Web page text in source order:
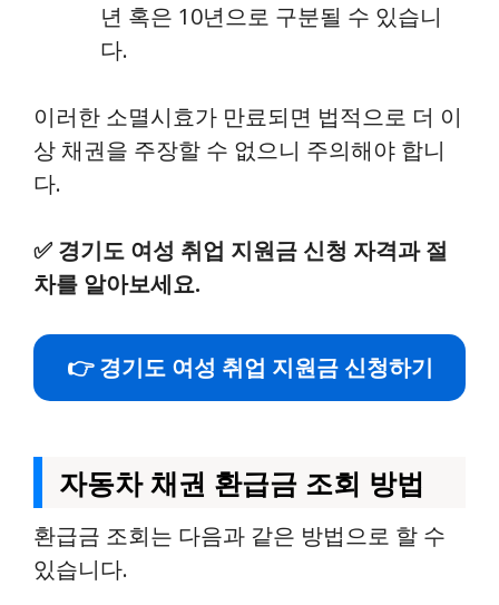
년 혹은 10년으로 구분될 수 있습니
다.
이러한 소멸시효가 만료되면 법적으로 더 이
상 채권을 주장할 수 없으니 주의해야 합니
다.
✅ 경기도 여성 취업 지원금 신청 자격과 절
차를 알아보세요.
👉 경기도 여성 취업 지원금 신청하기
자동차 채권 환급금 조회 방법
환급금 조회는 다음과 같은 방법으로 할 수
있습니다.